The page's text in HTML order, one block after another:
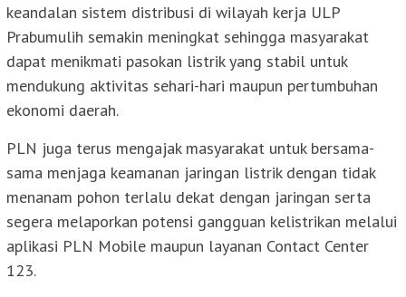
keandalan sistem distribusi di wilayah kerja ULP
Prabumulih semakin meningkat sehingga masyarakat
dapat menikmati pasokan listrik yang stabil untuk
mendukung aktivitas sehari-hari maupun pertumbuhan
ekonomi daerah.
PLN juga terus mengajak masyarakat untuk bersama-
sama menjaga keamanan jaringan listrik dengan tidak
menanam pohon terlalu dekat dengan jaringan serta
segera melaporkan potensi gangguan kelistrikan melalui
aplikasi PLN Mobile maupun layanan Contact Center
123.